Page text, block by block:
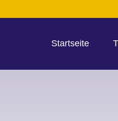
Startseite